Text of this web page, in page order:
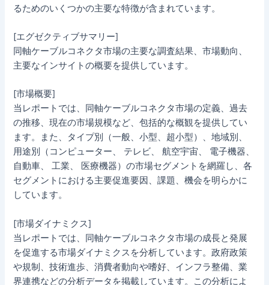
るためのいくつかの主要な特徴が含まれています。
[エグゼクティブサマリー]
同軸ケーブルコネクタ市場の主要な調査結果、市場動向、
主要なインサイトの概要を提供しています。
[市場概要]
当レポートでは、同軸ケーブルコネクタ市場の定義、過去
の推移、現在の市場規模など、包括的な概観を提供してい
ます。また、タイプ別（一般、小型、超小型）、地域別、
用途別（コンピューター、 テレビ、 航空宇宙、 電子機器、
自動車、 工業、 医療機器）の市場セグメントを網羅し、各
セグメントにおける主要促進要因、課題、機会を明らかに
しています。
[市場ダイナミクス]
当レポートでは、同軸ケーブルコネクタ市場の成長と発展
を促進する市場ダイナミクスを分析しています。政府政策
や規制、技術進歩、消費者動向や嗜好、インフラ整備、業
界連携などの分析データを掲載しています。この分析によ